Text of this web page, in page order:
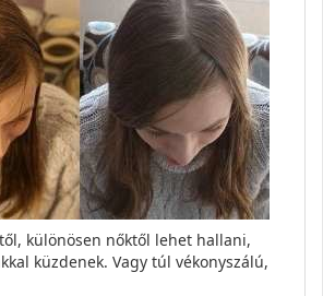
különösen nőktől lehet hallani,
küzdenek. Vagy túl vékonyszálú,